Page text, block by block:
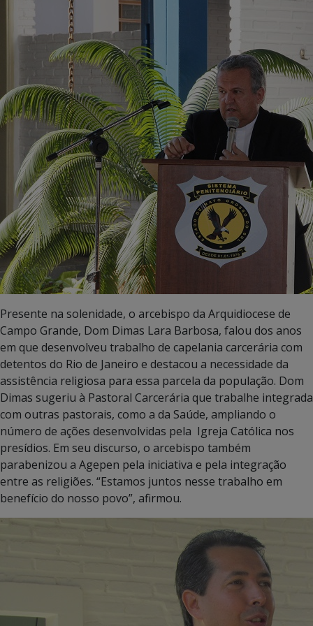
Presente na solenidade, o arcebispo da Arquidiocese de
Campo Grande, Dom Dimas Lara Barbosa, falou dos anos
em que desenvolveu trabalho de capelania carcerária com
detentos do Rio de Janeiro e destacou a necessidade da
assistência religiosa para essa parcela da população. Dom
Dimas sugeriu à Pastoral Carcerária que trabalhe integrada
com outras pastorais, como a da Saúde, ampliando o
número de ações desenvolvidas pela Igreja Católica nos
presídios. Em seu discurso, o arcebispo também
parabenizou a Agepen pela iniciativa e pela integração
entre as religiões. “Estamos juntos nesse trabalho em
benefício do nosso povo”, afirmou.